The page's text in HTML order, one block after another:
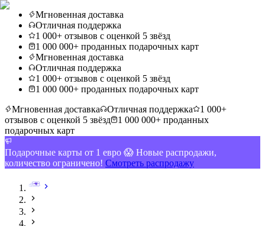
Мгновенная доставка
Отличная поддержка
1 000+ отзывов с оценкой 5 звёзд
1 000 000+ проданных подарочных карт
Мгновенная доставка
Отличная поддержка
1 000+ отзывов с оценкой 5 звёзд
1 000 000+ проданных подарочных карт
Мгновенная доставка
Отличная поддержка
1 000+
отзывов с оценкой 5 звёзд
1 000 000+ проданных
подарочных карт
Подарочные карты от 1 евро 😱 Новые распродажи,
количество ограничено! Смотреть распродажу